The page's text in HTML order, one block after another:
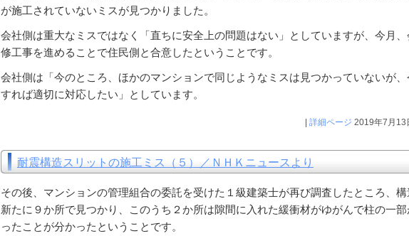
が施工されていないミスが見つかりました。
会社側は重大なミスではなく「直ちに安全上の問題はない」としていますが、今月
修工事を進めることで住民側と合意したということです。
会社側は「今のところ、ほかのマンションで同じようなミスは見つかっていないが
すれば適切に対応したい」としています。
詳細ページ 2019年7月13
耐震構造スリットの施工ミス（５）／ＮＨＫニュースより
その後、マンションの管理組合の委託を受けた１級建築士が再び調査したところ、
新たに９か所で見つかり、このうち２か所は隙間に入れた緩衝材がゆがんで柱の一
ったことが分かったということです。